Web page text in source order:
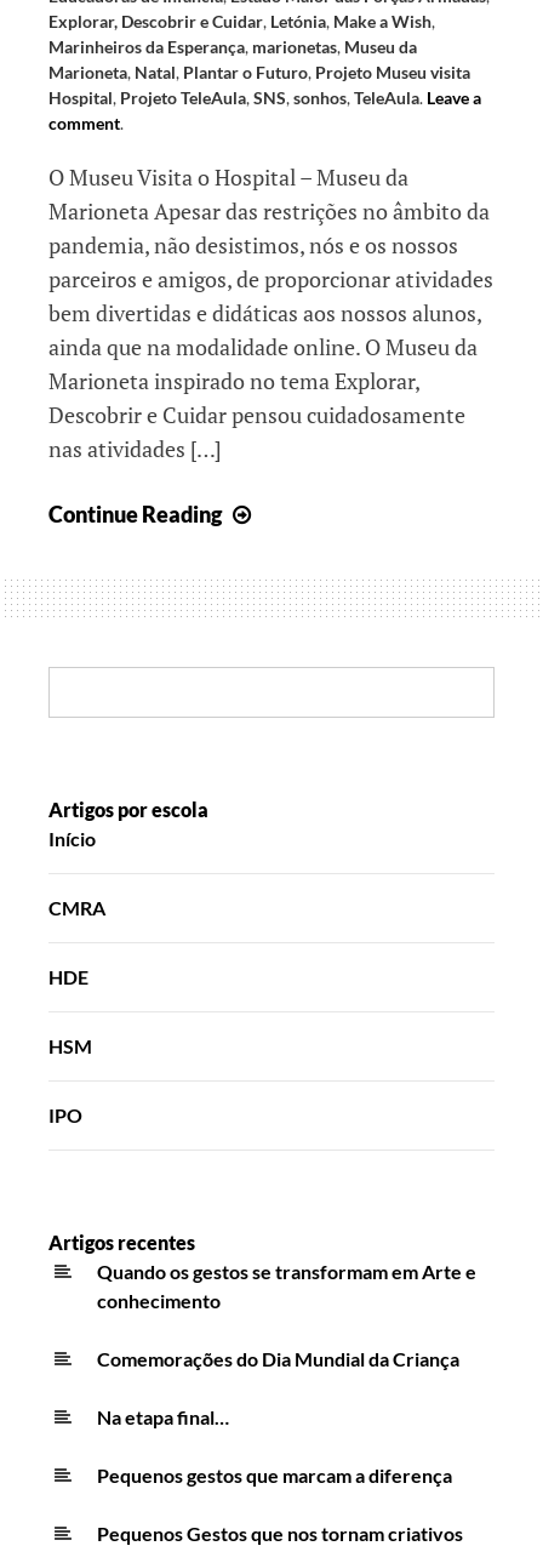
Explorar, Descobrir e Cuidar, Letónia, Make a Wish,
Marinheiros da Esperança, marionetas, Museu da
Marioneta, Natal, Plantar o Futuro, Projeto Museu visita
Hospital, Projeto TeleAula,SNS,sonhos,TeleAula. Leave a
comment.
O Museu Visita o Hospital – Museu da
Marioneta Apesar das restrições no âmbito da
pandemia, não desistimos, nós e os nossos
parceiros e amigos, de proporcionar atividades
bem divertidas e didáticas aos nossos alunos,
ainda que na modalidade online. O Museu da
Marioneta inspirado no tema Explorar,
Descobrir e Cuidar pensou cuidadosamente
nas atividades […]
Continue Reading
Nós
e
Outros,
Artigos por escola
Início
CMRA
HDE
HSM
IPO
Artigos recentes
Quando os gestos se transformam em Arte e
conhecimento
Comemorações do Dia Mundial da Criança
Na etapa final…
Pequenos gestos que marcam a diferença
Pequenos Gestos que nos tornam criativos